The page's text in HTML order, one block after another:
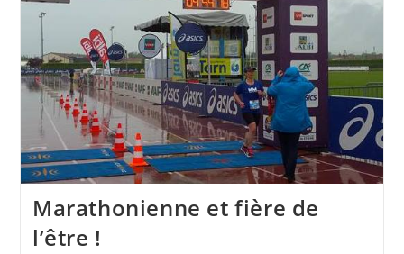
Marathonienne et fière de
l’être !